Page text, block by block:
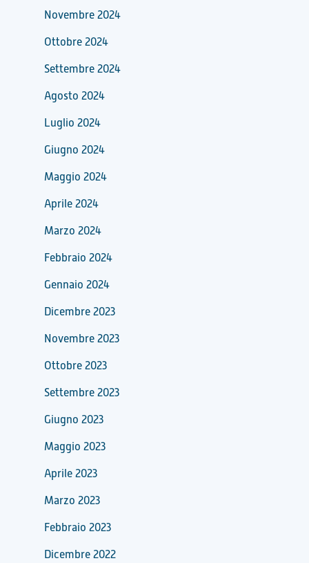
Novembre 2024
Ottobre 2024
Settembre 2024
Agosto 2024
Luglio 2024
Giugno 2024
Maggio 2024
Aprile 2024
Marzo 2024
Febbraio 2024
Gennaio 2024
Dicembre 2023
Novembre 2023
Ottobre 2023
Settembre 2023
Giugno 2023
Maggio 2023
Aprile 2023
Marzo 2023
Febbraio 2023
Dicembre 2022